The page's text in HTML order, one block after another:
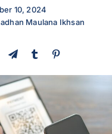
10, 2024
Maulana Ikhsan